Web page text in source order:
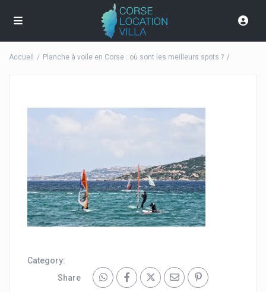
Accueil Planche à voile en Corse : où sont les meilleurs spots ?
Category:
Share